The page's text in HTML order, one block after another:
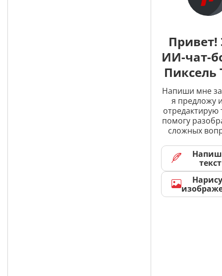
Привет!
ИИ-чат-
Пиксель
Напиши мне
я предложу
отредактирую
помогу
сложных
текст